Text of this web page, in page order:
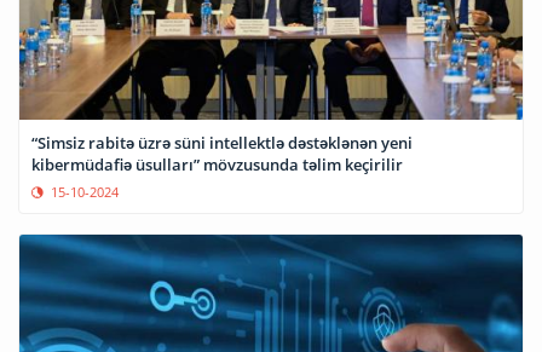
“Simsiz rabitə üzrə süni intellektlə dəstəklənən yeni
kibermüdafiə üsulları” mövzusunda təlim keçirilir
15-10-2024